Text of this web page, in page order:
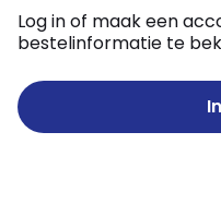
Log in of maak een
bestelinformatie te